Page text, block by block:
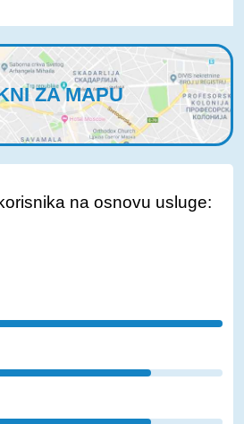
ZA MAPU
na osnovu usluge: